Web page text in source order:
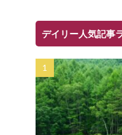
デイリー人気記事